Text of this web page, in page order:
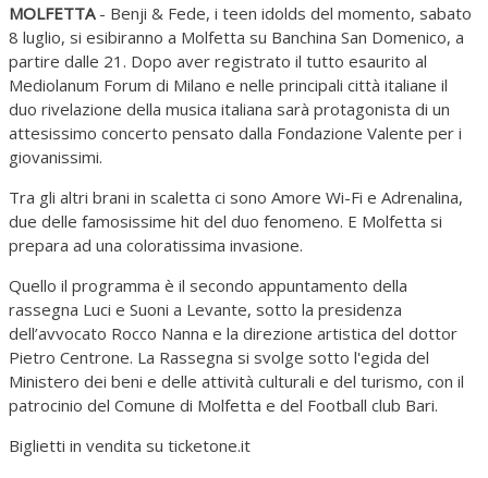
MOLFETTA- Benji & Fede, i teen idolds del momento, sabato
8 luglio, si esibiranno a Molfetta su Banchina San Domenico, a
partire dalle 21. Dopo aver registrato il tutto esaurito al
Mediolanum Forum di Milano e nelle principali città italiane il
duo rivelazione della musica italiana sarà protagonista di un
attesissimo concerto pensato dalla Fondazione Valente per i
giovanissimi.
Tra gli altri brani in scaletta ci sono Amore Wi-Fi e Adrenalina,
due delle famosissime hit del duo fenomeno. E Molfetta si
prepara ad una coloratissima invasione.
Quello il programma è il secondo appuntamento della
rassegna Luci e Suoni a Levante, sotto la presidenza
dell’avvocato Rocco Nanna e la direzione artistica del dottor
Pietro Centrone. La Rassegna si svolge sotto l'egida del
Ministero dei beni e delle attività culturali e del turismo, con il
patrocinio del Comune di Molfetta e del Football club Bari.
Biglietti in vendita su ticketone.it